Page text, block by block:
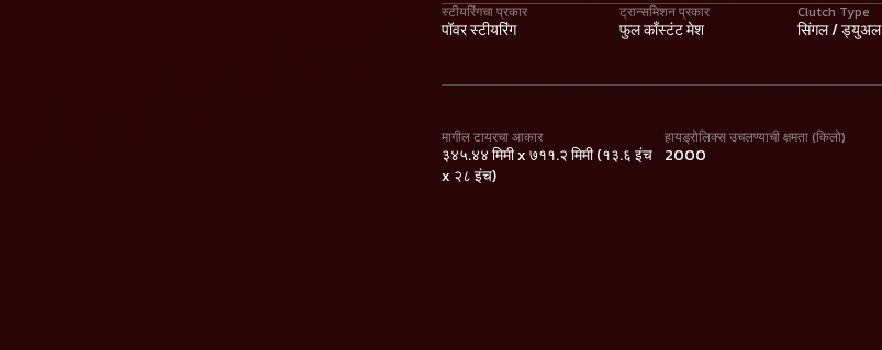
स्टीयरिंगचा प्रकार
पॉवर स्टीयरिंग
ट्रान्समिशन प्रकार
फुल काँस्टंट मेश
Clutch Type
सिंगल / ड्युअल
मागील टायरचा आकार
३४५.४४ मिमी x ७११.२ मिमी (१३.६ इंच
x २८ इंच)
हायड्रोलिक्स उचलण्याची क्षमता (किलो)
2000